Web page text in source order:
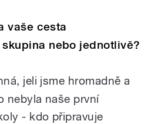
vaše cesta
nebo jednotlivě?
jeli jsme hromadně a
nebyla naše první
- kdo připravuje